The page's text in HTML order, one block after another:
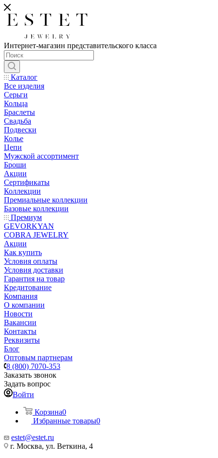
Интернет-магазин представительского класса
Каталог
Все изделия
Серьги
Кольца
Браслеты
Свадьба
Подвески
Колье
Цепи
Мужской ассортимент
Броши
Акции
Сертификаты
Коллекции
Премиальные коллекции
Базовые коллекции
Премиум
GEVORKYAN
COBRA JEWELRY
Акции
Как купить
Условия оплаты
Условия доставки
Гарантия на товар
Кредитование
Компания
О компании
Новости
Вакансии
Контакты
Реквизиты
Блог
Оптовым партнерам
8 (800) 7070-353
Заказать звонок
Задать вопрос
Войти
Корзина0
Избранные товары0
estet@estet.ru
г. Москва, ул. Веткина, 4